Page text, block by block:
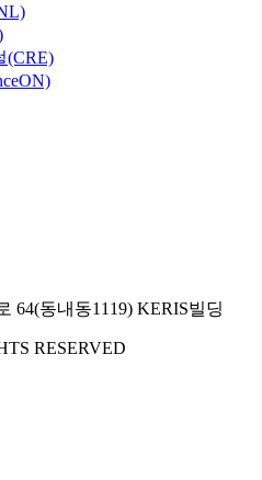
(CRE)
64(동내동1119) KERIS빌딩
RESERVED